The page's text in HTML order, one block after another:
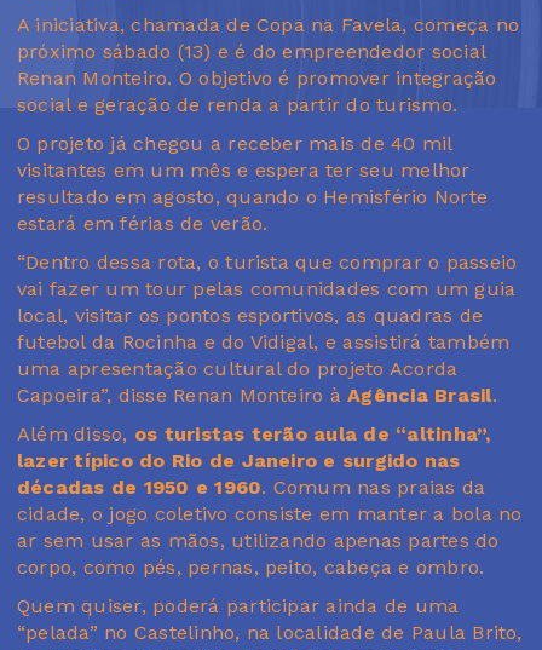
A iniciativa, chamada de Copa na Favela, começa no
próximo sábado (13) e é do empreendedor social
Renan Monteiro. O objetivo é promover integração
social e geração de renda a partir do turismo.
O projeto já chegou a receber mais de 40 mil
visitantes em um mês e espera ter seu melhor
resultado em agosto, quando o Hemisfério Norte
estará em férias de verão.
“Dentro dessa rota, o turista que comprar o passeio
vai fazer um tour pelas comunidades com um guia
local, visitar os pontos esportivos, as quadras de
futebol da Rocinha e do Vidigal, e assistirá também
uma apresentação cultural do projeto Acorda
Capoeira”, disse Renan Monteiro àAgência Brasil.
Além disso, os turistas terão aula de “altinha”,
lazer típico do Rio de Janeiro e surgido nas
décadas de 1950 e 1960. Comum nas praias da
cidade, o jogo coletivo consiste em manter a bola no
ar sem usar as mãos, utilizando apenas partes do
corpo, como pés, pernas, peito, cabeça e ombro.
Quem quiser, poderá participar ainda de uma
“pelada” no Castelinho, na localidade de Paula Brito,